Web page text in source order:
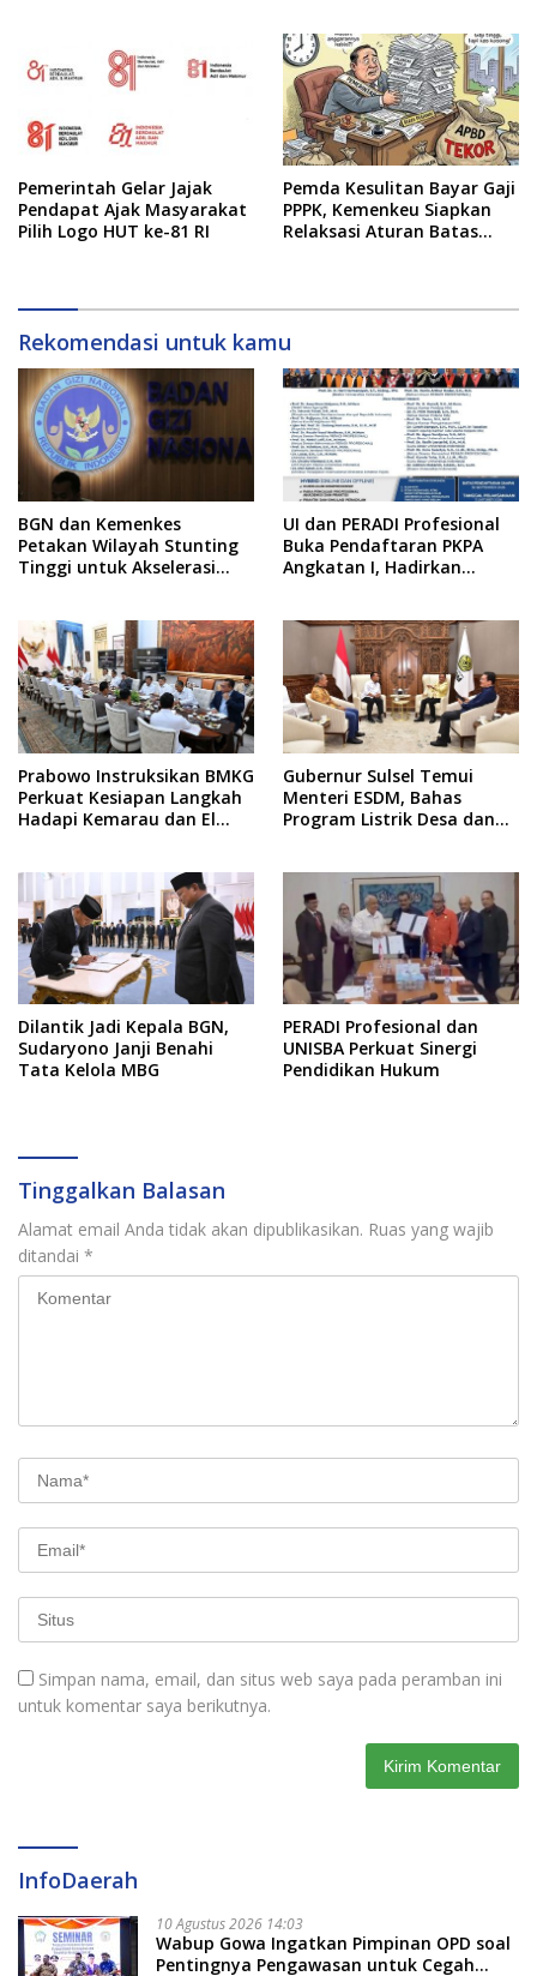
Pemerintah Gelar Jajak
Pendapat Ajak Masyarakat
Pilih Logo HUT ke-81 RI
Pemda Kesulitan Bayar Gaji
PPPK, Kemenkeu Siapkan
Relaksasi Aturan Batas
Rekomendasi untuk kamu
BGN dan Kemenkes
Petakan Wilayah Stunting
Tinggi untuk Akselerasi
UI dan PERADI Profesional
Buka Pendaftaran PKPA
Angkatan I, Hadirkan
Prabowo Instruksikan BMKG
Perkuat Kesiapan Langkah
Hadapi Kemarau dan El
Gubernur Sulsel Temui
Menteri ESDM, Bahas
Program Listrik Desa dan
Dilantik Jadi Kepala BGN,
Sudaryono Janji Benahi
Tata Kelola MBG
PERADI Profesional dan
UNISBA Perkuat Sinergi
Pendidikan Hukum
Tinggalkan Balasan
Alamat email Anda tidak akan dipublikasikan. Ruas yang wajib
ditandai *
Simpan nama, email, dan situs web saya pada peramban ini
untuk komentar saya berikutnya.
InfoDaerah
10 Agustus 2026 14:03
Wabup Gowa Ingatkan Pimpinan OPD soal
Pentingnya Pengawasan untuk Cegah